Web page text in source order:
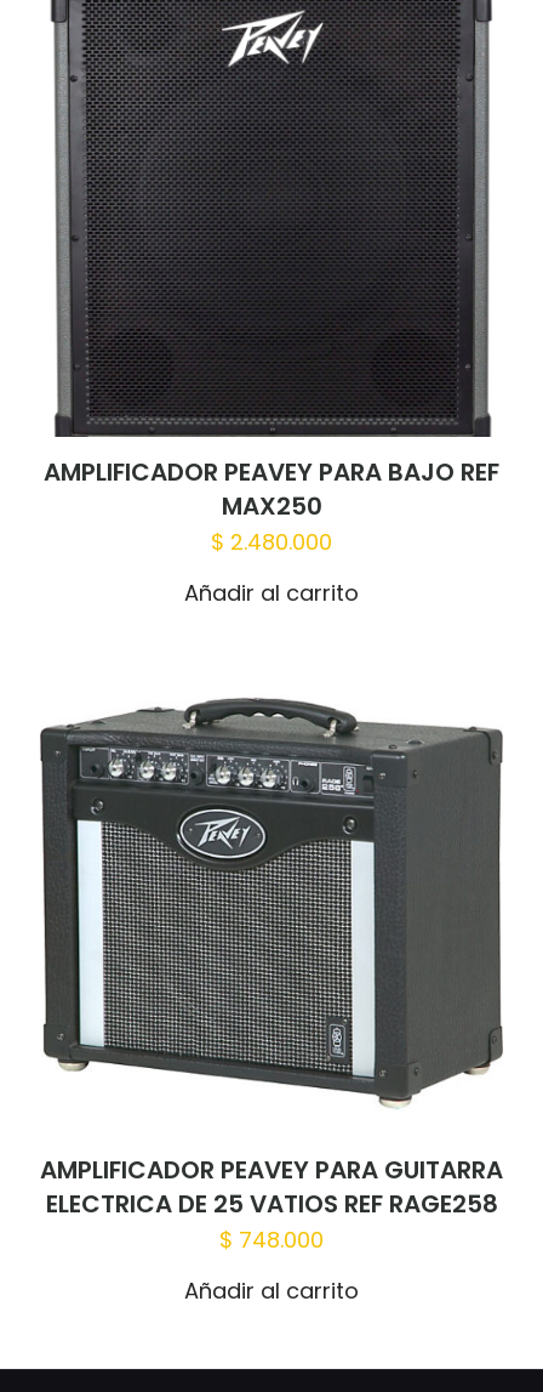
AMPLIFICADOR PEAVEY PARA BAJO REF
MAX250
$ 2.480.000
Añadir al carrito
AMPLIFICADOR PEAVEY PARA GUITARRA
ELECTRICA DE 25 VATIOS REF RAGE258
$ 748.000
Añadir al carrito